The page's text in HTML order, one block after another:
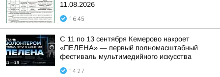
11.08.2026
16:45
С 11 по 13 сентября Кемерово накроет
«ПЕЛЕНА» — первый полномасштабный
фестиваль мультимедийного искусства
14:27